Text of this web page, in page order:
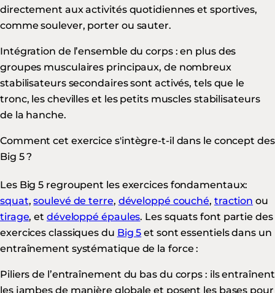
directement aux activités quotidiennes et sportives,
comme soulever, porter ou sauter.
Intégration de l’ensemble du corps : en plus des
groupes musculaires principaux, de nombreux
stabilisateurs secondaires sont activés, tels que le
tronc, les chevilles et les petits muscles stabilisateurs
de la hanche.
Comment cet exercice s'intègre-t-il dans le concept des
Big 5 ?
Les Big 5 regroupent les exercices fondamentaux:
squat,soulevé de terre, développé couché, traction ou
tirage, et développé épaules. Les squats font partie des
exercices classiques du Big 5 et sont essentiels dans un
entraînement systématique de la force :
Piliers de l’entraînement du bas du corps : ils entraînent
les jambes de manière globale et posent les bases pour